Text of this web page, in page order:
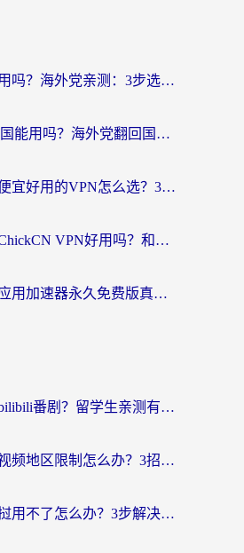
穿梭和海归好用吗？海外党亲测：3步选对回国加速器，无缝刷国内剧玩手游
ExpressVPN中国能用吗？海外党翻回国内的加速器选择指南（附番茄加速器实测）
海外党必看：便宜好用的VPN怎么选？3步解决回国访问难题+Steam改区技巧
海外党实测：ChickCN VPN好用吗？和OurPlay VPN对比哪个回国效果更好？附避坑指南
海外党必看：应用加速器永久免费版真的靠谱吗？教你选对回国加速器无缝刷国内资源
在国外怎么看bilibili番剧？留学生亲测有效的地域限制突破指南（附酷我酷狗音乐解决方法）
在越南用搜狐视频地区限制怎么办？3招解决海外看国内剧难题（附西瓜视频CCTV观看技巧）
皮皮影视在老挝用不了怎么办？3步解决海外看国内影视&财经的痛点